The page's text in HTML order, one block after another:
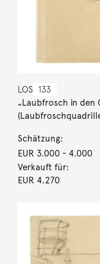
LOS 133
„Laubfrosch in den
Schätzung:
EUR 3.000- 4.000
Verkauft für:
EUR 4.270